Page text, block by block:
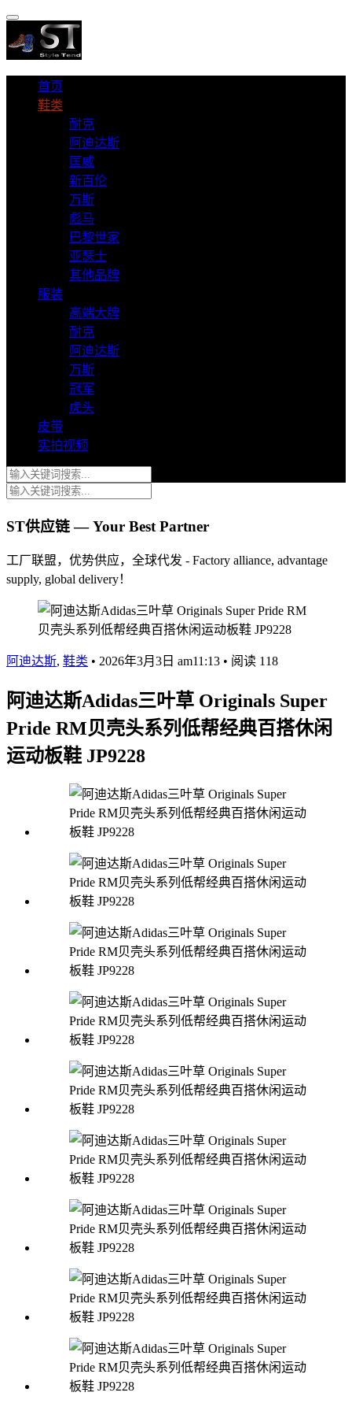
首页
鞋类
耐克
阿迪达斯
匡威
新百伦
万斯
彪马
巴黎世家
亚瑟士
其他品牌
服装
高端大牌
耐克
阿迪达斯
万斯
冠军
虎头
皮带
实拍视频
ST供应链 — Your Best Partner
工厂联盟，优势供应，全球代发 - Factory alliance, advantage
supply, global delivery！
阿迪达斯, 鞋类 • 2026年3月3日 am11:13 • 阅读 118
阿迪达斯Adidas三叶草 Originals Super
Pride RM贝壳头系列低帮经典百搭休闲
运动板鞋 JP9228